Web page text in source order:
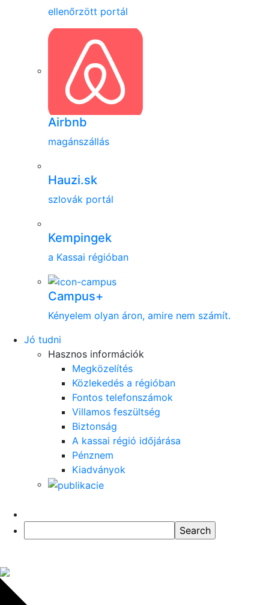
ellenőrzött portál
Airbnb
magánszállás
Hauzi.sk
szlovák portál
Kempingek
a Kassai régióban
Campus+
Kényelem olyan áron, amire nem számít.
Jó tudni
Hasznos információk
Megközelítés
Közlekedés a régióban
Fontos telefonszámok
Villamos feszültség
Biztonság
A kassai régió időjárása
Pénznem
Kiadványok